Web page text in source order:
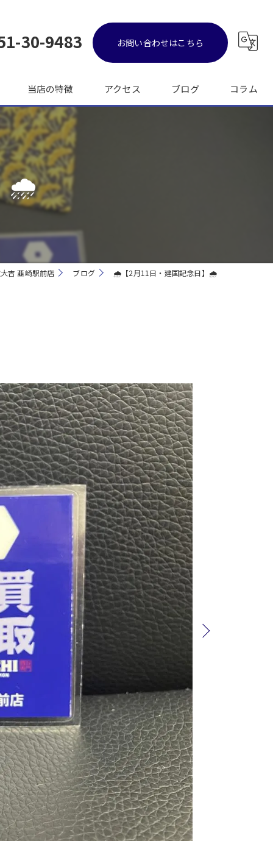
30-9483 お問い合わせはこちら
当店の特徴
金
ブランド品
バッグ
時計
出張
アクセス ブログ コラム
🌧️
吉 韮崎駅前店 ブログ 🌧️【2月11日・建国記念日】🌧️